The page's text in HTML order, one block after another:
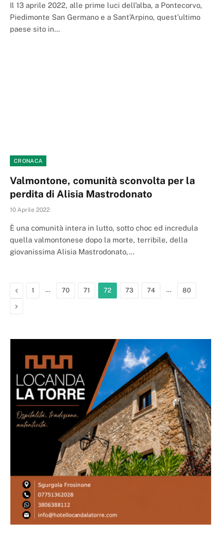
Il 13 aprile 2022, alle prime luci dell’alba, a Pontecorvo,
Piedimonte San Germano e a Sant’Arpino, quest’ultimo
paese sito in…
CRONACA
Valmontone, comunità sconvolta per la
perdita di Alisia Mastrodonato
10 Aprile 2022
È una comunità intera in lutto, sotto choc ed incredula
quella valmontonese dopo la morte, terribile, della
giovanissima Alisia Mastrodonato,…
Previous
1 … 70 71 72 73 74 … 80
Next